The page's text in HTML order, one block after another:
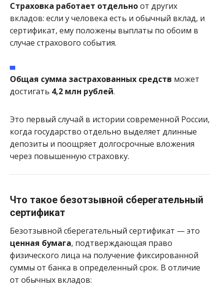
Страховка работает отдельноот других
вкладов: если у человека есть и обычный вклад, и
сертификат, ему положены выплаты по обоим в
случае страхового события.
Общая сумма застрахованных средств может
достигать 4,2 млн рублей.
Это первый случай в истории современной России,
когда государство отдельно выделяет длинные
депозиты и поощряет долгосрочные вложения
через повышенную страховку.
Что такое безотзывной сберегательный
сертификат
Безотзывной сберегательный сертификат — это
ценная бумага, подтверждающая право
физического лица на получение фиксированной
суммы от банка в определенный срок. В отличие
от обычных вкладов: